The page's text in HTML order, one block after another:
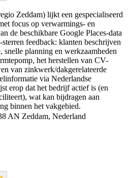
Zeddam) lijkt een gespecialiseerd
focus op verwarmings- en
de beschikbare Google Places-data
feedback: klanten beschrijven
snelle planning en werkzaamheden
het herstellen van CV-
van zinkwerk/dakgerelateerde
via Nederlandse
erop dat het bedrijf actief is (en
wat kan bijdragen aan
binnen het vakgebied.
AN Zeddam, Nederland